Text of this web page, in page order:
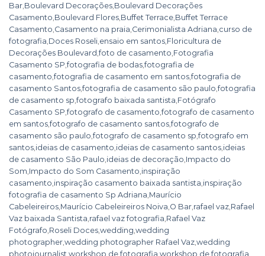
Bar Boulevard Decorações Boulevard Decorações
Casamento Boulevard Flores Buffet Terrace Buffet Terrace
Casamento Casamento na praia Cerimonialista Adriana curso de
fotografia Doces Roseli ensaio em santos Floricultura de
Decorações Boulevard ,foto de casamento Fotografia
Casamento SP ,fotografia de bodas,fotografia de
casamento ,fotografia de casamento em santos,fotografia de
casamento Santos,fotografia de casamento são paulo ,fotografia
de casamento sp ,fotografo baixada santista Fotógrafo
Casamento SP ,fotografo de casamento ,fotografo de casamento
em santos,fotografo de casamento santos,fotografo de
casamento são paulo ,fotografo de casamento sp ,fotografo em
santos ideias de casamento ideias de casamento santos ideias
de casamento São Paulo ideias de decoração Impacto do
Som Impacto do Som Casamento inspiração
casamento inspiração casamento baixada santista inspiração
fotografia de casamento Sp Adriana Maurício
Cabeleireiros Maurício Cabeleireiros Noiva O Bar rafael vaz Rafael
Vaz baixada Santista rafael vaz fotografia Rafael Vaz
Fotógrafo Roseli Doces wedding wedding
photographer wedding photographer Rafael Vaz wedding
photojournalist workshop de fotografia workshop de fotografia